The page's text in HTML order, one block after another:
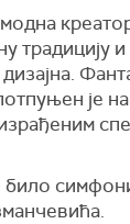
традицију
је
било